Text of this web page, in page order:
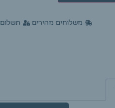
משלוחים מהירים